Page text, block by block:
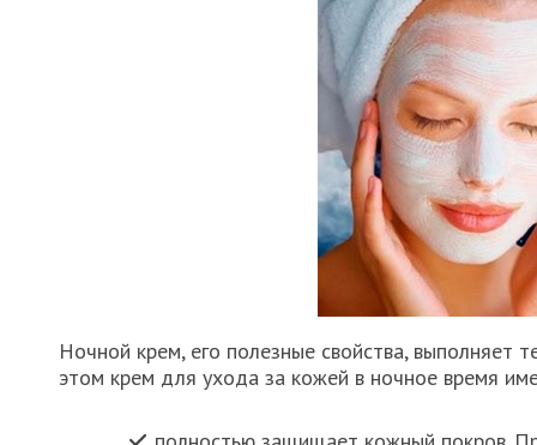
Ночной крем, его полезные свойства, выполняет
этом крем для ухода за кожей в ночное время